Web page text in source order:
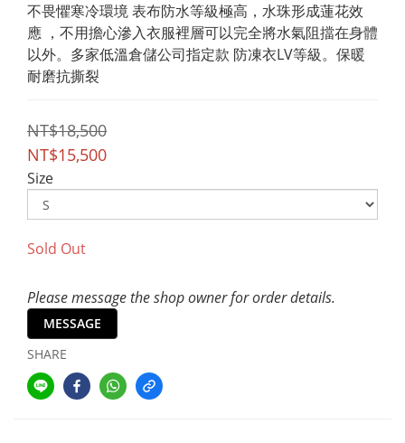
不畏懼寒冷環境 表布防水等級極高，水珠形成蓮花效
應 ，不用擔心滲入衣服裡層可以完全將水氣阻擋在身體
以外。多家低溫倉儲公司指定款 防凍衣LV等級。保暖
耐磨抗撕裂
NT$18,500
NT$15,500
Size
Sold Out
Please message the shop owner for order details.
MESSAGE
SHARE